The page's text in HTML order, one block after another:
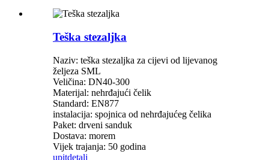
Teška stezaljka
Naziv: teška stezaljka za cijevi od lijevanog
željeza SML
Veličina: DN40-300
Materijal: nehrđajući čelik
Standard: EN877
instalacija: spojnica od nehrđajućeg čelika
Paket: drveni sanduk
Dostava: morem
Vijek trajanja: 50 godina
upitdetalj